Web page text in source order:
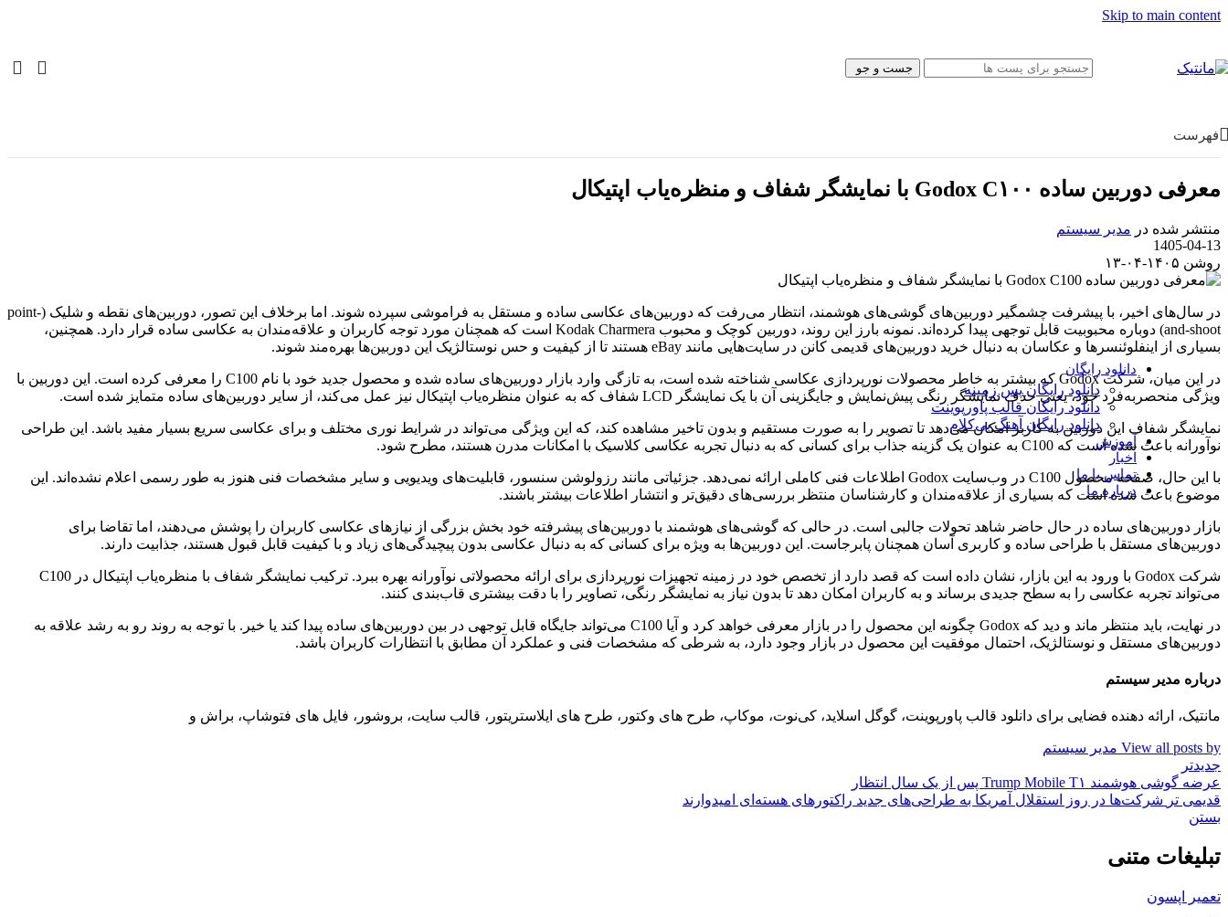
Skip to main content
جست و جو
فهرست
قالب سایت
موکاپ
آیکون
پوستر و تبلیغات
کاراکتر
قالب وب‌سایت
قالب‌ سایت
قالب پنل ادمین
UI/UX
فیگما
Canva
دانلود رایگان
دانلود رایگان پس زمینه
دانلود رایگان قالب‌ پاورپوینت
دانلود رایگان آهنگ بی‌کلام
آموزش
اخبار
تماس با ما
درباره ما
معرفی دوربین ساده Godox C۱۰۰ با نمایشگر شفاف و منظره‌یاب اپتیکال
منتشر شده در مدیر سیستم
1405-04-13
روشن ۱۴۰۵-۰۴-۱۳
در سال‌های اخیر، با پیشرفت چشمگیر دوربین‌های گوشی‌های هوشمند، انتظار می‌رفت که دوربین‌های عکاسی ساده و مستقل به فراموشی سپرده شوند. اما برخلاف این تصور، دوربین‌های نقطه و شلیک (point-
and-shoot) دوباره محبوبیت قابل توجهی پیدا کرده‌اند. نمونه بارز این روند، دوربین کوچک و محبوب Kodak Charmera است که همچنان مورد توجه کاربران و علاقه‌مندان به عکاسی ساده قرار دارد. همچنین،
بسیاری از اینفلوئنسرها و عکاسان به دنبال خرید دوربین‌های قدیمی کانن در سایت‌هایی مانند eBay هستند تا از کیفیت و حس نوستالژیک این دوربین‌ها بهره‌مند شوند.
در این میان، شرکت Godox که بیشتر به خاطر محصولات نورپردازی عکاسی شناخته شده است، به تازگی وارد بازار دوربین‌های ساده شده و محصول جدید خود با نام C100 را معرفی کرده است. این دوربین با
ویژگی منحصربه‌فرد خود، یعنی حذف نمایشگر رنگی پیش‌نمایش و جایگزینی آن با یک نمایشگر LCD شفاف که به عنوان منظره‌یاب اپتیکال نیز عمل می‌کند، از سایر دوربین‌های ساده متمایز شده است.
نمایشگر شفاف این دوربین به کاربر امکان می‌دهد تا تصویر را به صورت مستقیم و بدون تاخیر مشاهده کند، که این ویژگی می‌تواند در شرایط نوری مختلف و برای عکاسی سریع بسیار مفید باشد. این طراحی
نوآورانه باعث شده است که C100 به عنوان یک گزینه جذاب برای کسانی که به دنبال تجربه عکاسی کلاسیک با امکانات مدرن هستند، مطرح شود.
با این حال، صفحه محصول C100 در وب‌سایت Godox اطلاعات فنی کاملی ارائه نمی‌دهد. جزئیاتی مانند رزولوشن سنسور، قابلیت‌های ویدیویی و سایر مشخصات فنی هنوز به طور رسمی اعلام نشده‌اند. این
موضوع باعث شده است که بسیاری از علاقه‌مندان و کارشناسان منتظر بررسی‌های دقیق‌تر و انتشار اطلاعات بیشتر باشند.
بازار دوربین‌های ساده در حال حاضر شاهد تحولات جالبی است. در حالی که گوشی‌های هوشمند با دوربین‌های پیشرفته خود بخش بزرگی از نیازهای عکاسی کاربران را پوشش می‌دهند، اما تقاضا برای
دوربین‌های مستقل با طراحی ساده و کاربری آسان همچنان پابرجاست. این دوربین‌ها به ویژه برای کسانی که به دنبال عکاسی بدون پیچیدگی‌های زیاد و با کیفیت قابل قبول هستند، جذابیت دارند.
شرکت Godox با ورود به این بازار، نشان داده است که قصد دارد از تخصص خود در زمینه تجهیزات نورپردازی برای ارائه محصولاتی نوآورانه بهره ببرد. ترکیب نمایشگر شفاف با منظره‌یاب اپتیکال در C100
می‌تواند تجربه عکاسی را به سطح جدیدی برساند و به کاربران امکان دهد تا بدون نیاز به نمایشگر رنگی، تصاویر را با دقت بیشتری قاب‌بندی کنند.
در نهایت، باید منتظر ماند و دید که Godox چگونه این محصول را در بازار معرفی خواهد کرد و آیا C100 می‌تواند جایگاه قابل توجهی در بین دوربین‌های ساده پیدا کند یا خیر. با توجه به روند رو به رشد علاقه به
دوربین‌های مستقل و نوستالژیک، احتمال موفقیت این محصول در بازار وجود دارد، به شرطی که مشخصات فنی و عملکرد آن مطابق با انتظارات کاربران باشد.
درباره مدیر سیستم
مانتیک، ارائه دهنده فضایی برای دانلود قالب پاورپوینت، گوگل اسلاید، کی‌نوت، موکاپ، طرح های وکتور، طرح های ایلاستریتور، قالب سایت، بروشور، فایل های فتوشاپ، براش و
View all posts by مدیر سیستم
جدیدتر
عرضه گوشی هوشمند Trump Mobile T۱ پس از یک سال انتظار
قدیمی تر شرکت‌ها در روز استقلال آمریکا به طراحی‌های جدید راکتورهای هسته‌ای امیدوارند
بستن
تبلیغات متنی
تعمیر اپسون